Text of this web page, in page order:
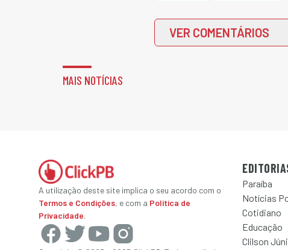
VER COMENTÁRIOS
MAIS NOTÍCIAS
A utilização deste site implica o seu acordo com o
Termos e Condições, e com a Política de
Privacidade.
Paraíba
Notícias
Cotidiano
Educação
Clilson